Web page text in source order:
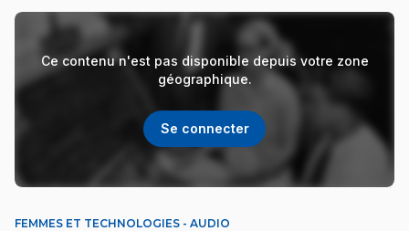
Ce contenu n'est pas disponible depuis votre zone
géographique.
Se connecter
FEMMES ET TECHNOLOGIES - AUDIO